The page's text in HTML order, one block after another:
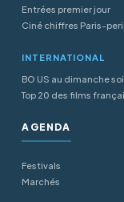
Entrées premier jour
Ciné chiffres Paris-
INTERNATIONAL
BO US au dimanche
Top 20 des films
AGENDA
Festivals
Marchés